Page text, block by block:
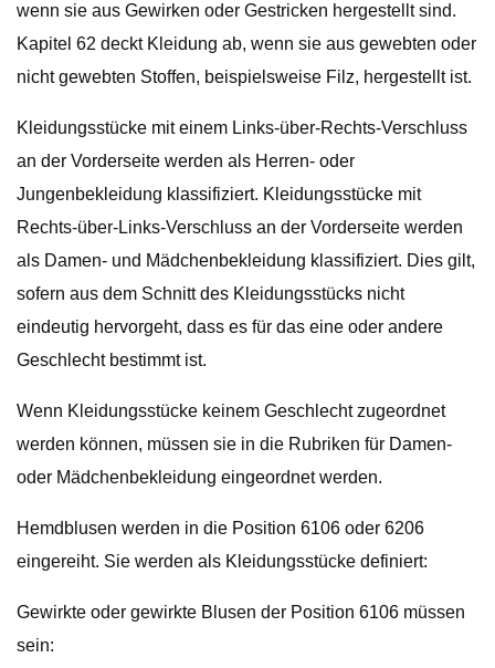
wenn sie aus Gewirken oder Gestricken hergestellt sind.
Kapitel 62 deckt Kleidung ab, wenn sie aus gewebten oder
nicht gewebten Stoffen, beispielsweise Filz, hergestellt ist.
Kleidungsstücke mit einem Links-über-Rechts-Verschluss
an der Vorderseite werden als Herren- oder
Jungenbekleidung klassifiziert. Kleidungsstücke mit
Rechts-über-Links-Verschluss an der Vorderseite werden
als Damen- und Mädchenbekleidung klassifiziert. Dies gilt,
sofern aus dem Schnitt des Kleidungsstücks nicht
eindeutig hervorgeht, dass es für das eine oder andere
Geschlecht bestimmt ist.
Wenn Kleidungsstücke keinem Geschlecht zugeordnet
werden können, müssen sie in die Rubriken für Damen-
oder Mädchenbekleidung eingeordnet werden.
Hemdblusen werden in die Position 6106 oder 6206
eingereiht. Sie werden als Kleidungsstücke definiert:
Gewirkte oder gewirkte Blusen der Position 6106 müssen
sein: